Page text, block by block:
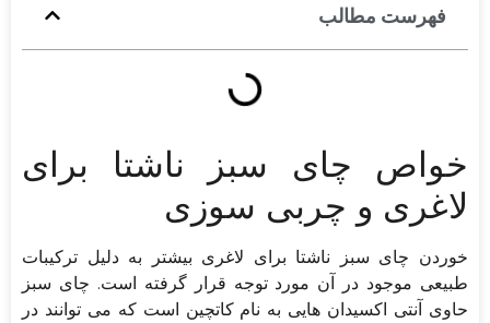
فهرست مطالب
خواص چای سبز ناشتا برای
لاغری و چربی سوزی
خوردن چای سبز ناشتا برای لاغری بیشتر به دلیل ترکیبات
طبیعی موجود در آن مورد توجه قرار گرفته است. چای سبز
حاوی آنتی اکسیدان هایی به نام کاتچین است که می توانند در